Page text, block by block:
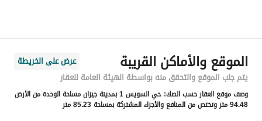
رقم المبنى
3687
الرقم الاضافي
7885
الموقع والأماكن القريبة
عرض على الخريطة
يتم جلب الموقع والتحقق منه بواسطة الهيئة العامة للعقار
وصف موقع العقار حسب الصك:
حي السويس 1 بمدينة جيزان مساحة الوحدة من الأرض
94.48 متر وتختص من المنافع والأجزاء المشتركة بمساحة 85.23 متر